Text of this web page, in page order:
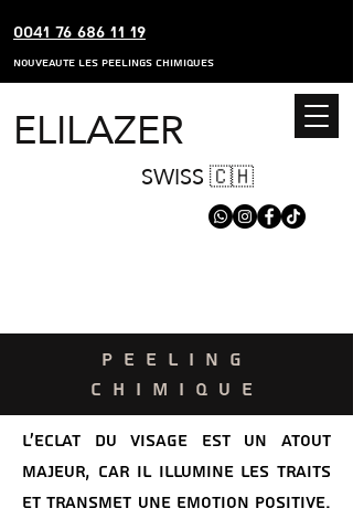
0041 76 686 11 19
nouveaute les peelings chimiques
ELILAZER
SWISS 🇨🇭
PEELING
CHIMIQUE
L’eclat du visage est un atout
majeur, car il illumine les traits
et transmet une emotion positive.